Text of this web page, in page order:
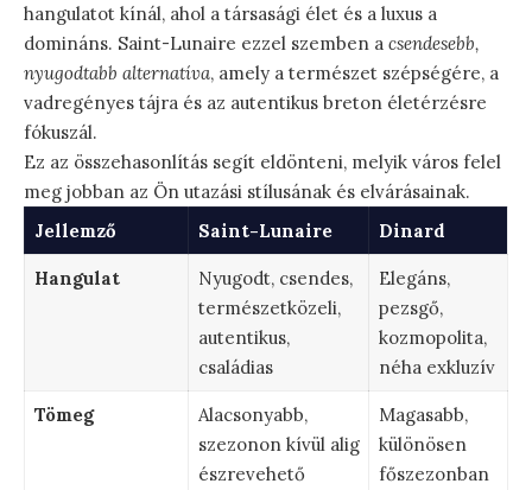
hangulatot kínál, ahol a társasági élet és a luxus a
domináns. Saint-Lunaire ezzel szemben a csendesebb,
nyugodtabb alternatíva, amely a természet szépségére, a
vadregényes tájra és az autentikus breton életérzésre
fókuszál.
Ez az összehasonlítás segít eldönteni, melyik város felel
meg jobban az Ön utazási stílusának és elvárásainak.
Jellemző
Saint-Lunaire Dinard
Hangulat
Nyugodt, csendes,
természetközeli,
autentikus,
családias
Elegáns,
pezsgő,
kozmopolita,
néha exkluzív
Tömeg
Alacsonyabb,
szezonon kívül alig
észrevehető
Magasabb,
különösen
főszezonban